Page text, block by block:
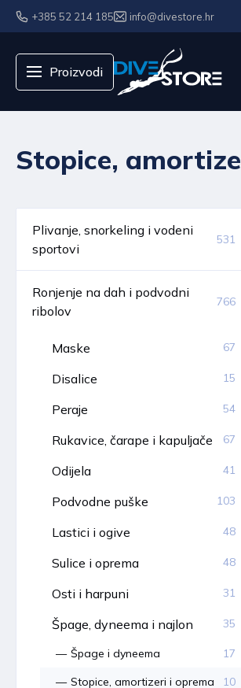
+385 52 214 185 info@divestore.hr
Proizvodi
Stopice,
Plivanje, snorkeling i vodeni
sportovi
531
Ronjenje na dah i podvodni
ribolov
766
Maske 67
Disalice 15
Peraje 54
Rukavice, čarape i kapuljače 67
Odijela 41
Podvodne puške 103
Lastici i ogive 48
Sulice i oprema 48
Osti i harpuni 31
Špage, dyneema i najlon 35
Špage i dyneema
17
Stopice, amortizeri i oprema
10